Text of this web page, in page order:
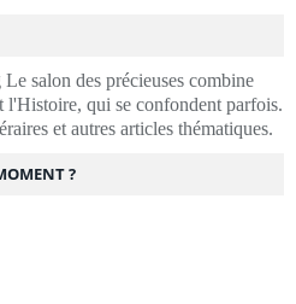
salon des précieuses combine
l'Histoire, qui se confondent parfois.
et autres articles thématiques.
?